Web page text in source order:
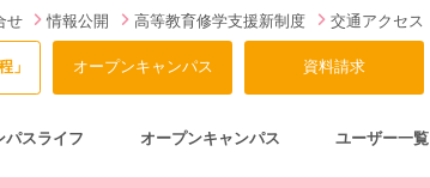
せ 情報公開 高等教育修学支援新制度 交通アクセス
」 オープンキャンパス 資料請求
パスライフ オープンキャンパス ユーザー一覧